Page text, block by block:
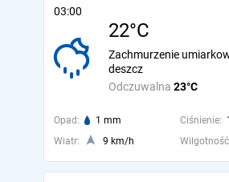
03:00
22°C
Odczuwalna 23°C
Zachmurzenie
deszcz
Opad: 1 mm Ciśnienie:
Wiatr:
9 km/h